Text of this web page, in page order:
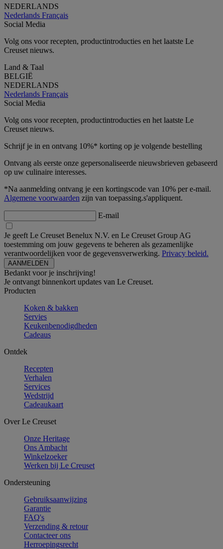
NEDERLANDS
Nederlands Français
Social Media
Volg ons voor recepten, productintroducties en het laatste Le
Creuset nieuws.
Land & Taal
BELGIË
NEDERLANDS
Nederlands Français
Social Media
Volg ons voor recepten, productintroducties en het laatste Le
Creuset nieuws.
Schrijf je in en ontvang 10%* korting op je volgende bestelling
Ontvang als eerste onze gepersonaliseerde nieuwsbrieven gebaseerd
op uw culinaire interesses.
*Na aanmelding ontvang je een kortingscode van 10% per e-mail.
Algemene voorwaarden zijn van toepassing.s'appliquent.
E-mail
Je geeft Le Creuset Benelux N.V. en Le Creuset Group AG
toestemming om jouw gegevens te beheren als gezamenlijke
verantwoordelijken voor de gegevensverwerking. Privacy beleid.
Bedankt voor je inschrijving!
Je ontvangt binnenkort updates van Le Creuset.
Producten
Koken & bakken
Servies
Keukenbenodigdheden
Cadeaus
Ontdek
Recepten
Verhalen
Services
Wedstrijd
Cadeaukaart
Over Le Creuset
Onze Heritage
Ons Ambacht
Winkelzoeker
Werken bij Le Creuset
Ondersteuning
Gebruiksaanwijzing
Garantie
FAQ's
Verzending & retour
Contacteer ons
Herroepingsrecht